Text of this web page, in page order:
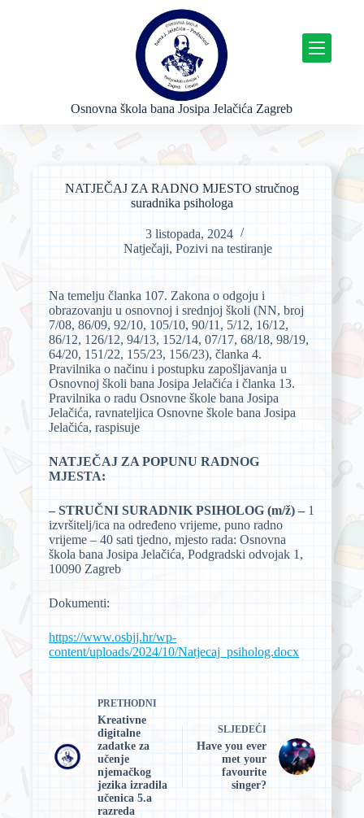
Osnovna škola bana Josipa Jelačića Zagreb
NATJEČAJ ZA RADNO MJESTO stručnog
suradnika psihologa
3 listopada, 2024
Natječaji,Pozivi na testiranje
Na temelju članka 107. Zakona o odgoju i
obrazovanju u osnovnoj i srednjoj školi (NN, broj
7/08, 86/09, 92/10, 105/10, 90/11, 5/12, 16/12,
86/12, 126/12, 94/13, 152/14, 07/17, 68/18, 98/19,
64/20, 151/22, 155/23, 156/23), članka 4.
Pravilnika o načinu i postupku zapošljavanja u
Osnovnoj školi bana Josipa Jelačića i članka 13.
Pravilnika o radu Osnovne škole bana Josipa
Jelačića, ravnateljica Osnovne škole bana Josipa
Jelačića, raspisuje
NATJEČAJ ZA POPUNU RADNOG
MJESTA:
– STRUČNI SURADNIK PSIHOLOG (m/ž) – 1
izvršitelj/ica na određeno vrijeme, puno radno
vrijeme – 40 sati tjedno, mjesto rada: Osnovna
škola bana Josipa Jelačića, Podgradski odvojak 1,
10090 Zagreb
Dokumenti:
https://www.osbjj.hr/wp-
content/uploads/2024/10/Natjecaj_psiholog.docx
PRETHODNI
Kreativne
digitalne
zadatke za
učenje
njemačkog
jezika izradila
učenica 5.a
razreda
SLJEDEĆI
Have you ever
met your
favourite
singer?